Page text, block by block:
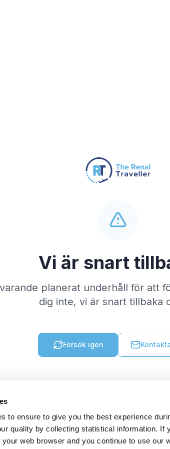
to ensure to give you the best experience
quality by collecting statistical information. If
web browser and you continue to use our
Vi är snart
planerat underhåll för att
dig inte, vi är snart tillbaka
Försök igen